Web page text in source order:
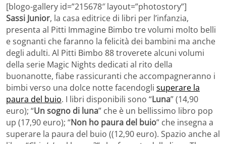
[blogo-gallery id=”215678″ layout=”photostory”]
Sassi Junior, la casa editrice di libri per l’infanzia,
presenta al Pitti Immagine Bimbo tre volumi molto belli
e sognanti che faranno la felicità dei bambini ma anche
degli adulti. Al Pitti Bimbo 88 troverete alcuni volumi
della serie Magic Nights dedicati al rito della
buonanotte, fiabe rassicuranti che accompagneranno i
bimbi verso una dolce notte facendogli superare la
paura del buio. I libri disponibili sono “Luna” (14,90
euro); “Un sogno di luna” che è un bellissimo libro pop
up (17,90 euro); “Non ho paura del buio” che insegna a
superare la paura del buio ((12,90 euro). Spazio anche al